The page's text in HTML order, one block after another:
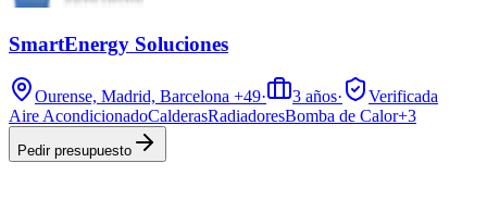
SmartEnergy Soluciones
Ourense, Madrid, Barcelona +49· 3 años·
Verificada
Aire AcondicionadoCalderasRadiadoresBomba de Calor+3
Pedir presupuesto